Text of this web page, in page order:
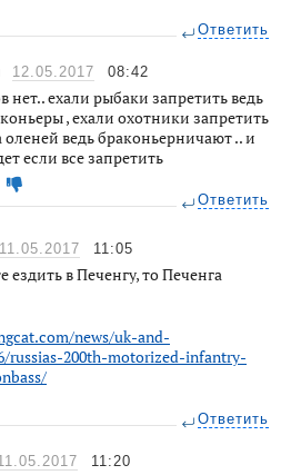
Ответить
12.05.2017 08:42
нет.. ехали рыбаки запретить ведь
, ехали охотники запретить
оленей ведь браконьерничают .. и
если все запретить
Ответить
11.05.2017 11:05
ездить в Печенгу, то Печенга
news/uk-and-
russias-200th-motorized-infantry-
Ответить
11:20